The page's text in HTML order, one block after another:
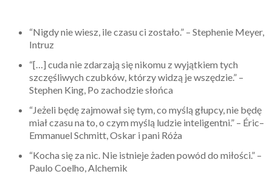
“Nigdy nie wiesz, ile czasu ci zostało.” – Stephenie Meyer,
Intruz
“[…] cuda nie zdarzają się nikomu z wyjątkiem tych
szczęśliwych czubków, którzy widzą je wszędzie.” –
Stephen King, Po zachodzie słońca
“Jeżeli będę zajmował się tym, co myślą głupcy, nie będę
miał czasu na to, o czym myślą ludzie inteligentni.” – Éric–
Emmanuel Schmitt, Oskar i pani Róża
“Kocha się za nic. Nie istnieje żaden powód do miłości.” –
Paulo Coelho, Alchemik